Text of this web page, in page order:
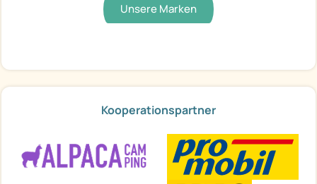
Unsere Marken
Kooperationspartner